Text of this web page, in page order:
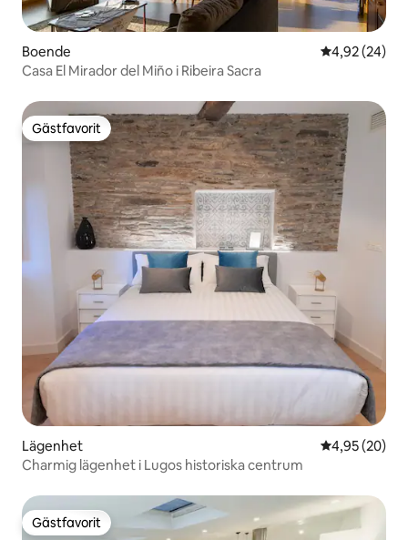
Boende 4,92 av 5 i
4,92 (24)
Casa El Mirador del Miño i Ribeira Sacra
Gästfavorit
Gästfavorit
Lägenhet 4,95 av 5 i
4,95 (20)
Charmig lägenhet i Lugos historiska centrum
Gästfavorit
Gästfavorit